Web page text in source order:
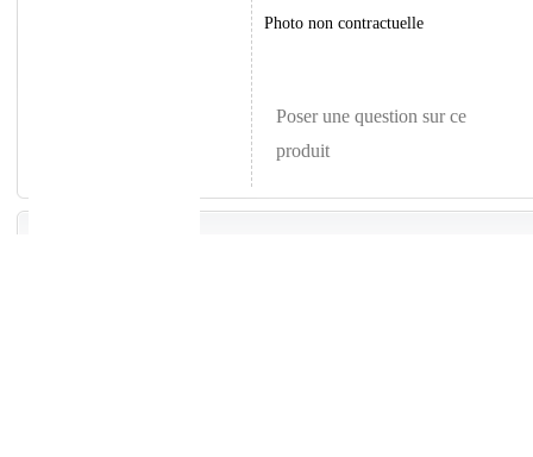
Photo non contractuelle
Poser une question sur ce
produit